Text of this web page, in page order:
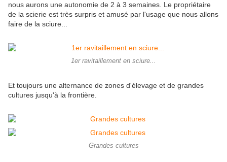
nous aurons une autonomie de 2 à 3 semaines. Le propriétaire
de la scierie est très surpris et amusé par l'usage que nous allons
faire de la sciure...
1er ravitaillement en sciure...
Et toujours une alternance de zones d'élevage et de grandes
cultures jusqu'à la frontière.
Grandes cultures